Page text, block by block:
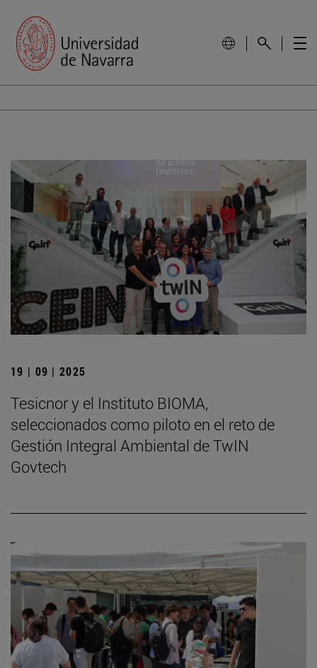
19 | 09 | 2025
Tesicnor y el Instituto BIOMA,
seleccionados como piloto en el reto de
Gestión Integral Ambiental de TwIN
Govtech